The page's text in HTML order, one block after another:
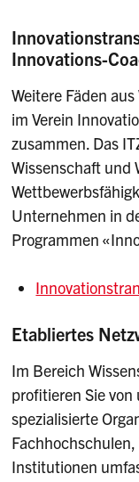
Innovations-
Weitere Fäden
im Verein
zusammen. Das
Wissenschaft und
Unternehmen in
Programmen
Etabliertes
Im Bereich
profitieren Sie
spezialisierte
Institutionen